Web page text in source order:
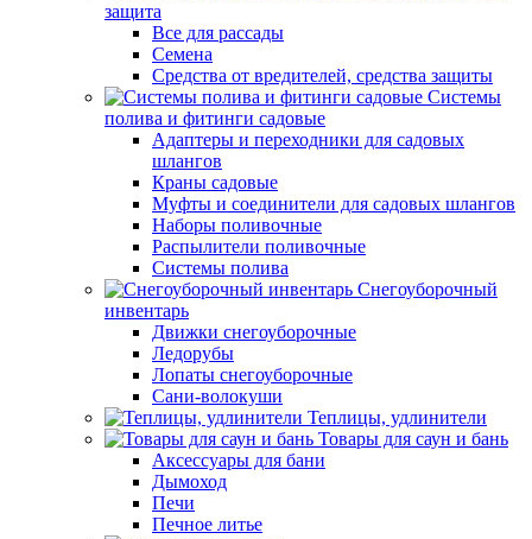
защита
Все для рассады
Семена
Средства от вредителей, средства защиты
Системы
полива и фитинги садовые
Адаптеры и переходники для садовых
шлангов
Краны садовые
Муфты и соединители для садовых шлангов
Наборы поливочные
Распылители поливочные
Системы полива
Снегоуборочный
инвентарь
Движки снегоуборочные
Ледорубы
Лопаты снегоуборочные
Сани-волокуши
Теплицы, удлинители
Товары для саун и бань
Аксессуары для бани
Дымоход
Печи
Печное литье